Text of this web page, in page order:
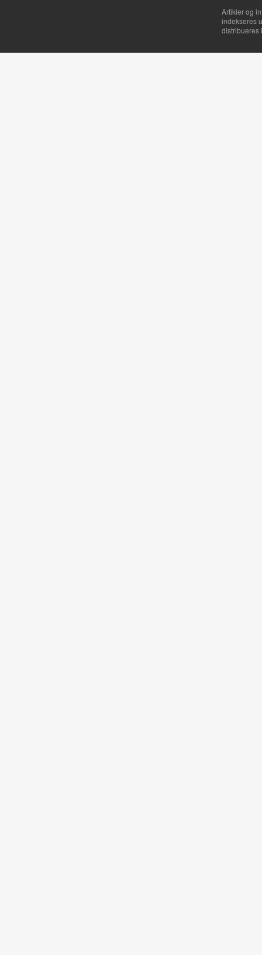
Artikler og
indekseres
distribueres